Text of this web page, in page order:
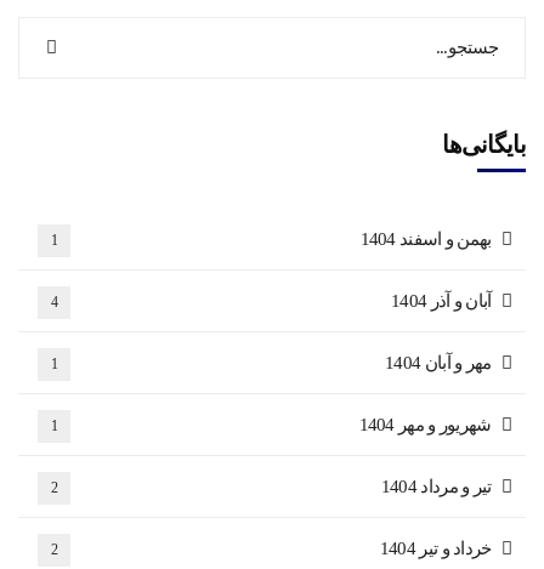
بایگانی‌ها
بهمن و اسفند 1404 1
آبان و آذر 1404 4
مهر و آبان 1404 1
شهریور و مهر 1404 1
تیر و مرداد 1404 2
خرداد و تیر 1404 2